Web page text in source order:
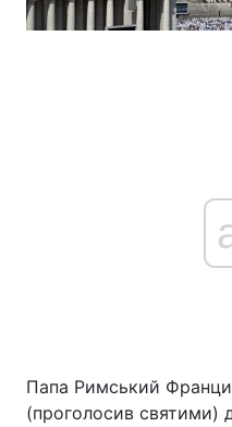
Папа Римський
(проголосив святими)